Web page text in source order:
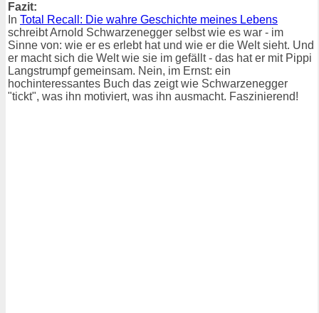
Fazit:
In Total Recall: Die wahre Geschichte meines Lebens
schreibt Arnold Schwarzenegger selbst wie es war - im
Sinne von: wie er es erlebt hat und wie er die Welt sieht. Und
er macht sich die Welt wie sie im gefällt - das hat er mit Pippi
Langstrumpf gemeinsam. Nein, im Ernst: ein
hochinteressantes Buch das zeigt wie Schwarzenegger
"tickt", was ihn motiviert, was ihn ausmacht. Faszinierend!